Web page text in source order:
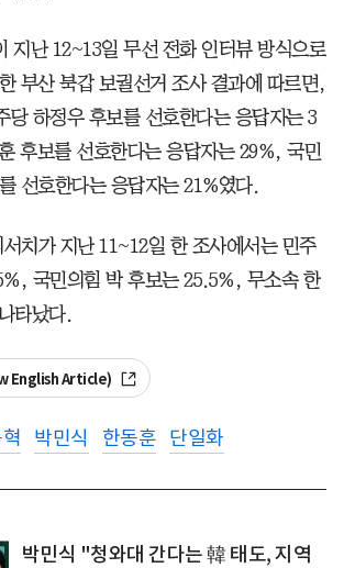
지난 12~13일 무선 전화 인터뷰 방식으로
부산 북갑 보궐선거 조사 결과에 따르면,
당 하정우 후보를 선호한다는 응답자는 3
후보를 선호한다는 응답자는 29%, 국민
선호한다는 응답자는 21%였다.
치가 지난 11~12일 한 조사에서는 민주
국민의힘 박 후보는 25.5%, 무소속 한
타났다.
English Article)
박민식 한동훈 단일화
박민식 "청와대 간다는 韓 태도, 지역